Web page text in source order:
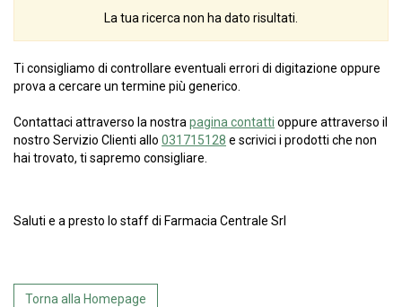
La tua ricerca non ha dato risultati.
Ti consigliamo di controllare eventuali errori di digitazione oppure
prova a cercare un termine più generico.
Contattaci attraverso la nostra pagina contatti oppure attraverso il
nostro Servizio Clienti allo 031715128 e scrivici i prodotti che non
hai trovato, ti sapremo consigliare.
Saluti e a presto lo staff di Farmacia Centrale Srl
Torna alla Homepage